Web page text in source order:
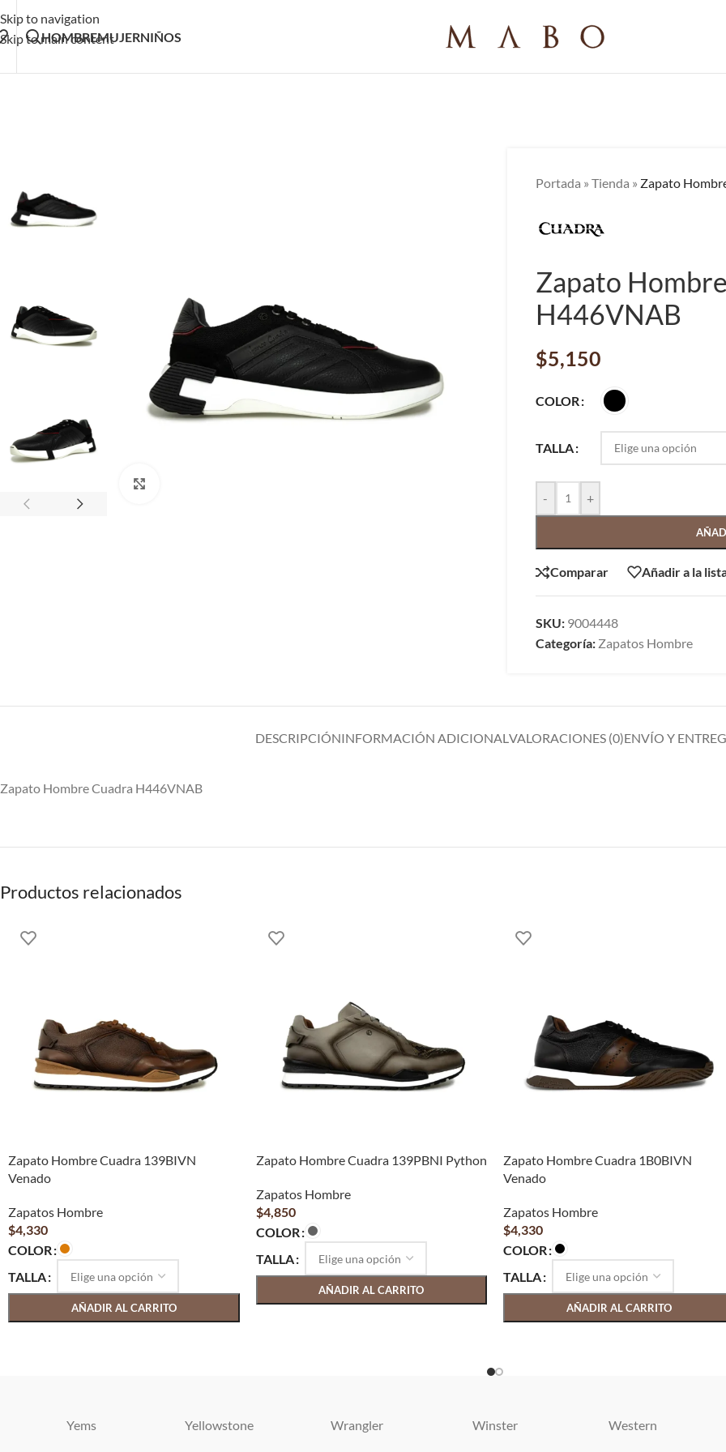
Skip to navigation
Skip to main content
HOMBREMUJERNIÑOS
Portada » Tienda » Zapato
Zapato
H446VNAB
$5,150
COLOR
TALLA
- +
Comparar Añadir a la
SKU: 9004448
Categoría: Zapatos Hombre
DESCRIPCIÓNINFORMACIÓN ADICIONALVALORACIONES (0)ENVÍO Y
Zapato Hombre Cuadra H446VNAB
Productos relacionados
Zapato Hombre Cuadra 139BIVN
Venado
Zapatos Hombre
$4,330
COLOR
TALLA
AÑADIR AL CARRITO
Zapato Hombre Cuadra 139PBNI Python
Zapatos Hombre
$4,850
COLOR
TALLA
AÑADIR AL CARRITO
Zapato Hombre Cuadra 1B0BIVN
Venado
Zapatos Hombre
$4,330
COLOR
TALLA
AÑADIR AL CARRITO
Yems Yellowstone Wrangler Winster Western